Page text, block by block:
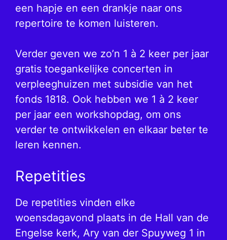
een hapje en een drankje naar ons
repertoire te komen luisteren.
Verder geven we zo’n 1 à 2 keer per jaar
gratis toegankelijke concerten in
verpleeghuizen met subsidie van het
fonds 1818. Ook hebben we 1 à 2 keer
per jaar een workshopdag, om ons
verder te ontwikkelen en elkaar beter te
leren kennen.
Repetities
De repetities vinden elke
woensdagavond plaats in de Hall van de
Engelse kerk, Ary van der Spuyweg 1 in